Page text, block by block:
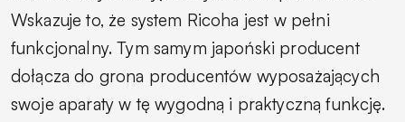
Wskazuje to, że system Ricoha jest w pełni
funkcjonalny. Tym samym japoński producent
dołącza do grona producentów wyposażających
swoje aparaty w tę wygodną i praktyczną funkcję.